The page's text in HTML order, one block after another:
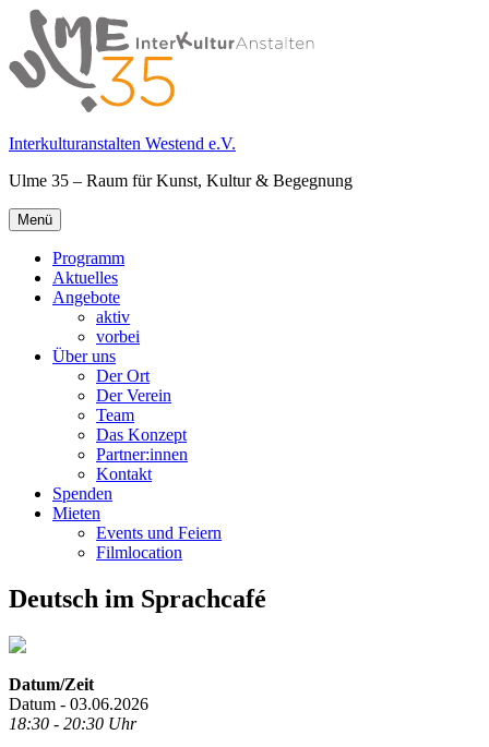
Springe
zum
Inhalt
Interkulturanstalten Westend e.V.
Ulme 35 – Raum für Kunst, Kultur & Begegnung
Primäres
Menü
Menü
Programm
Aktuelles
Angebote
aktiv
vorbei
Über uns
Der Ort
Der Verein
Team
Das Konzept
Partner:innen
Kontakt
Spenden
Mieten
Events und Feiern
Filmlocation
Deutsch im Sprachcafé
Datum/Zeit
Datum - 03.06.2026
18:30 - 20:30 Uhr